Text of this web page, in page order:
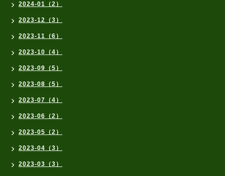
2024-01（2）
2023-12（3）
2023-11（6）
2023-10（4）
2023-09（5）
2023-08（5）
2023-07（4）
2023-06（2）
2023-05（2）
2023-04（3）
2023-03（3）